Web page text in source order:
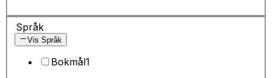
Språk
Vis Språk
Bokmål1